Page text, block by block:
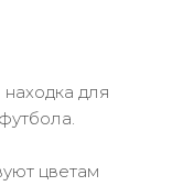
для
цветам